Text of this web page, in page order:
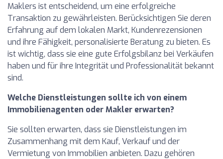
Maklers ist entscheidend, um eine erfolgreiche
Transaktion zu gewährleisten. Berücksichtigen Sie deren
Erfahrung auf dem lokalen Markt, Kundenrezensionen
und ihre Fähigkeit, personalisierte Beratung zu bieten. Es
ist wichtig, dass sie eine gute Erfolgsbilanz bei Verkäufen
haben und für ihre Integrität und Professionalität bekannt
sind.
Welche Dienstleistungen sollte ich von einem
Immobilienagenten oder Makler erwarten?
Sie sollten erwarten, dass sie Dienstleistungen im
Zusammenhang mit dem Kauf, Verkauf und der
Vermietung von Immobilien anbieten. Dazu gehören